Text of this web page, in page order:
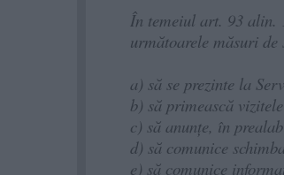
În temeiul art. 93 alin.
următoarele măsuri de
a) să se prezinte la
b) să primească
c) să anunțe, în
d) să comunice
e) să comunice